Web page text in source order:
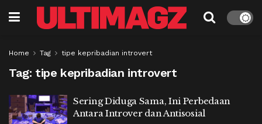
Home Tag tipe kepribadian introvert
Tag: tipe kepribadian introvert
Sering Diduga Sama, Ini Perbedaan
Antara Introver dan Antisosial